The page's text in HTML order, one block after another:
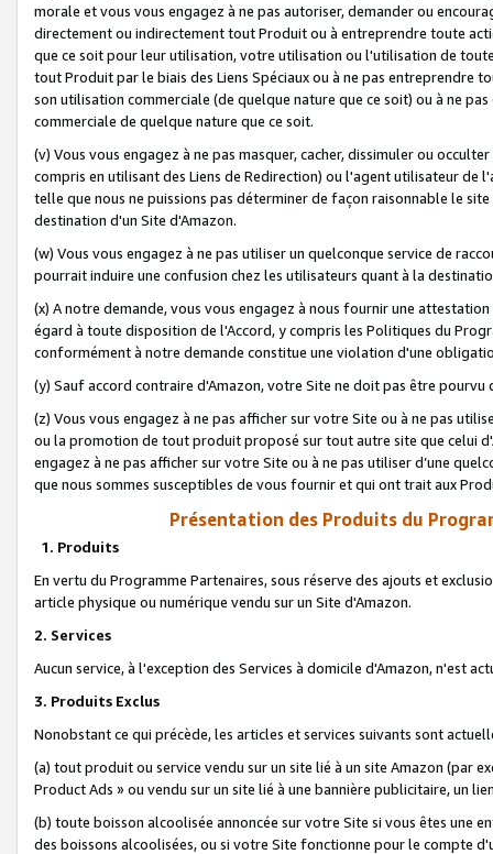
morale et vous vous engagez à ne pas autoriser, demander ou
directement ou indirectement tout Produit ou à entreprendre toute
que ce soit pour leur utilisation, votre utilisation ou l'utilisation de
tout Produit par le biais des Liens Spéciaux ou à ne pas entreprendre
son utilisation commerciale (de quelque nature que ce soit) ou à ne
commerciale de quelque nature que ce soit.
(v) Vous vous engagez à ne pas masquer, cacher, dissimuler ou
compris en utilisant des Liens de Redirection) ou l'agent utilisateur
telle que nous ne puissions pas déterminer de façon raisonnable le
destination d'un Site d'Amazon.
(w) Vous vous engagez à ne pas utiliser un quelconque service de
pourrait induire une confusion chez les utilisateurs quant à la
(x) A notre demande, vous vous engagez à nous fournir une
égard à toute disposition de l'Accord, y compris les Politiques du
conformément à notre demande constitue une violation d'une
(y) Sauf accord contraire d'Amazon, votre Site ne doit pas être
(z) Vous vous engagez à ne pas afficher sur votre Site ou à ne pas
ou la promotion de tout produit proposé sur tout autre site que celui
engagez à ne pas afficher sur votre Site ou à ne pas utiliser d’une
que nous sommes susceptibles de vous fournir et qui ont trait aux
Présentation des Produits du
1. Produits
En vertu du Programme Partenaires, sous réserve des ajouts et
article physique ou numérique vendu sur un Site d'Amazon.
2. Services
Aucun service, à l'exception des Services à domicile d'Amazon, n'est
3. Produits Exclus
Nonobstant ce qui précède, les articles et services suivants sont
(a) tout produit ou service vendu sur un site lié à un site Amazon (par
Product Ads » ou vendu sur un site lié à une bannière publicitaire, un
(b) toute boisson alcoolisée annoncée sur votre Site si vous êtes une
des boissons alcoolisées, ou si votre Site fonctionne pour le compte